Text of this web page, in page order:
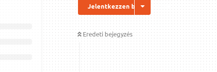
Jelentkezzen be a válaszhoz
Eredeti bejegyzés